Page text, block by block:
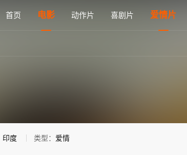
首页 电影 动作片 喜剧片 爱情片
看 - 雅思电影网
印度 类型： 爱情